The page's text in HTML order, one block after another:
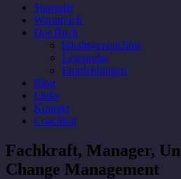
Startseite
Warum ich
Das Buch
Inhaltsverzeichnis
Leseprobe
Empfehlungen
Blog
Links
Kontakt
Coaching
Fachkraft, Manager,
Change Management